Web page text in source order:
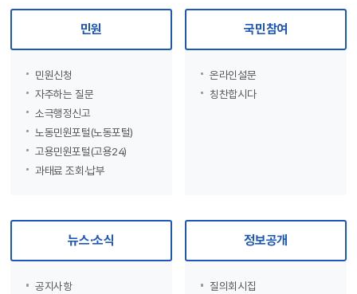
민원
민원신청
자주하는 질문
소극행정신고
노동민원포털(노동포털)
고용민원포털(고용24)
과태료 조회·납부
국민참여
온라인설문
칭찬합시다
뉴스·소식
공지사항
정보공개
질의회시집